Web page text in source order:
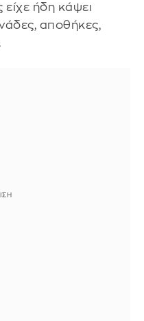
ήδη κάψει
αποθήκες,